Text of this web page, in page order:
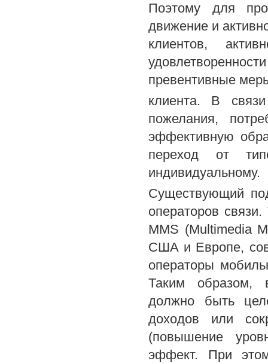
Поэтому для
движение и
клиентов,
превентивные
клиента. В
пожелания,
эффективную
переход от
индивидуальному.
Существующий
операторов
MMS (Multimedia
США и Европе,
операторы
Таким образом,
должно быть
доходов или
(повышение
эффект. При